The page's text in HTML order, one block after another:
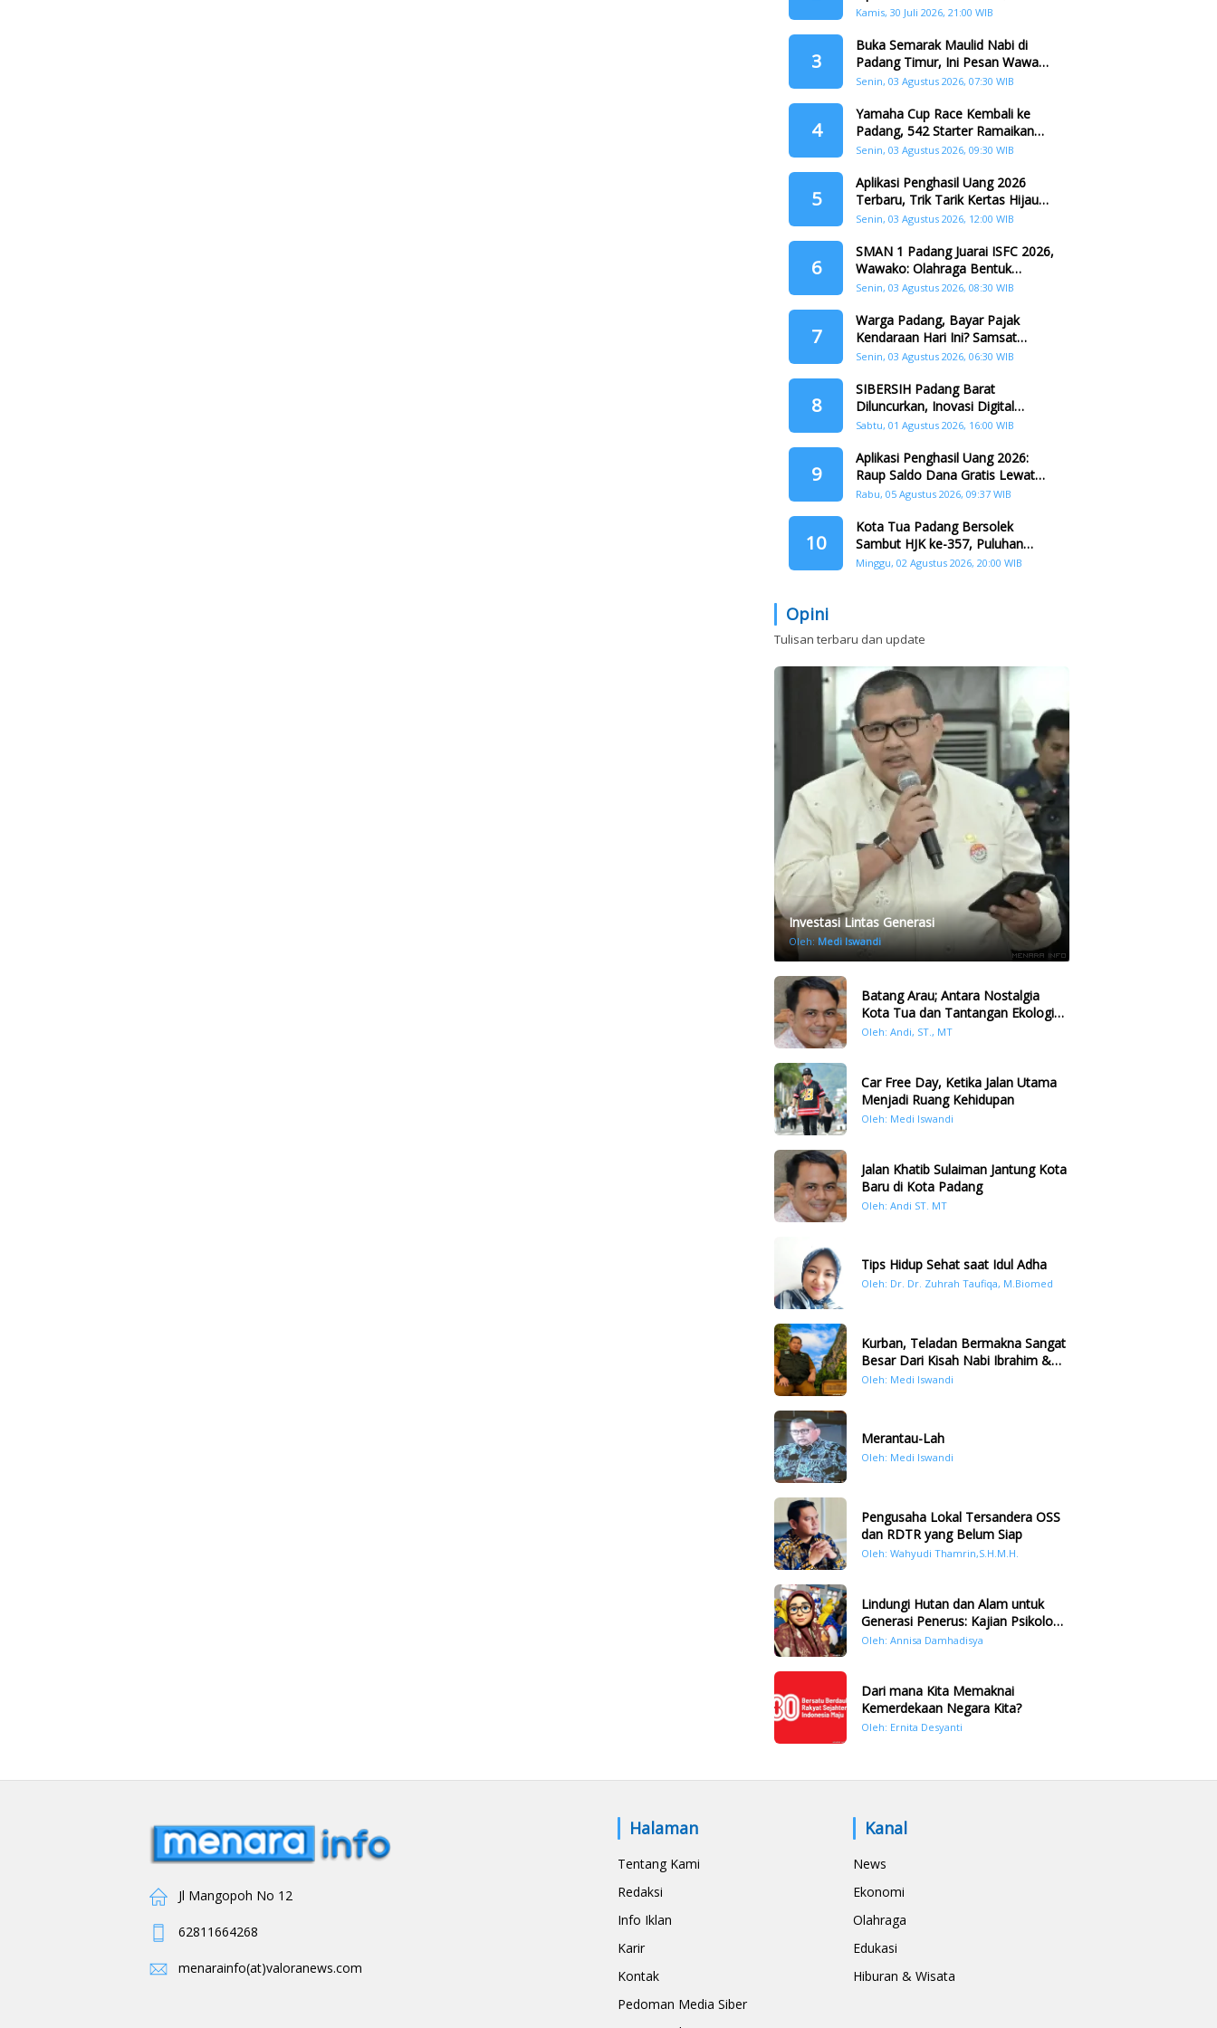
dr. Ulya Uti Fasrini Raih Gelar
Kamis, 30 Juli 2026, 21:00 WIB
3
Buka Semarak Maulid Nabi di
Padang Timur, Ini Pesan Wawako
Padang
Senin, 03 Agustus 2026, 07:30 WIB
4
Yamaha Cup Race Kembali ke
Padang, 542 Starter Ramaikan
Seri II HJK ke-357
Senin, 03 Agustus 2026, 09:30 WIB
5
Aplikasi Penghasil Uang 2026
Terbaru, Trik Tarik Kertas Hijau
Crazy Food Tanpa Penggandaan
Senin, 03 Agustus 2026, 12:00 WIB
6
SMAN 1 Padang Juarai ISFC 2026,
Wawako: Olahraga Bentuk
Karakter Generasi Muda
Senin, 03 Agustus 2026, 08:30 WIB
7
Warga Padang, Bayar Pajak
Kendaraan Hari Ini? Samsat
Keliling Hadir di Padang Barat dan
Senin, 03 Agustus 2026, 06:30 WIB
8
SIBERSIH Padang Barat
Diluncurkan, Inovasi Digital
Perkuat Kolaborasi Warga dan
Sabtu, 01 Agustus 2026, 16:00 WIB
9
Aplikasi Penghasil Uang 2026:
Raup Saldo Dana Gratis Lewat
Nonton Drama, Ini Caranya!
Rabu, 05 Agustus 2026, 09:37 WIB
10
Kota Tua Padang Bersolek
Sambut HJK ke-357, Puluhan
Agenda Nasional dan
Minggu, 02 Agustus 2026, 20:00 WIB
Opini
Tulisan terbaru dan update
Investasi Lintas Generasi
Oleh: Medi Iswandi
Batang Arau; Antara Nostalgia
Kota Tua dan Tantangan Ekologi
Kawasan
Oleh: Andi, ST., MT
Car Free Day, Ketika Jalan Utama
Menjadi Ruang Kehidupan
Oleh: Medi Iswandi
Jalan Khatib Sulaiman Jantung Kota
Baru di Kota Padang
Oleh: Andi ST. MT
Tips Hidup Sehat saat Idul Adha
Oleh: Dr. Dr. Zuhrah Taufiqa, M.Biomed
Kurban, Teladan Bermakna Sangat
Besar Dari Kisah Nabi Ibrahim &
Nabi Ismail
Oleh: Medi Iswandi
Merantau-Lah
Oleh: Medi Iswandi
Pengusaha Lokal Tersandera OSS
dan RDTR yang Belum Siap
Oleh: Wahyudi Thamrin,S.H.M.H.
Lindungi Hutan dan Alam untuk
Generasi Penerus: Kajian Psikologi
Bencana Hidrometeorologi di
Oleh: Annisa Damhadisya
Dari mana Kita Memaknai
Kemerdekaan Negara Kita?
Oleh: Ernita Desyanti
Jl Mangopoh No 12
62811664268
menarainfo(at)valoranews.com
Halaman
Tentang Kami
Redaksi
Info Iklan
Karir
Kontak
Pedoman Media Siber
Kanal
News
Ekonomi
Olahraga
Edukasi
Hiburan & Wisata